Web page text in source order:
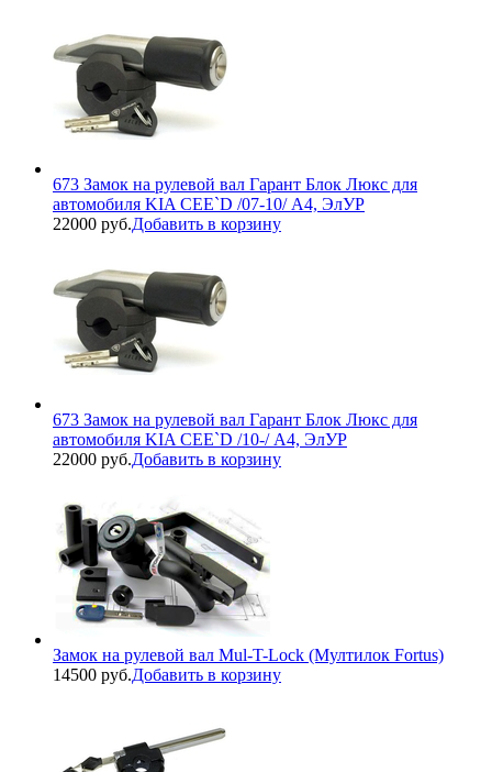
673 Замок на рулевой вал Гарант Блок Люкс для
автомобиля KIA CEE`D /07-10/ А4, ЭлУР
22000 руб.Добавить в корзину
673 Замок на рулевой вал Гарант Блок Люкс для
автомобиля KIA CEE`D /10-/ А4, ЭлУР
22000 руб.Добавить в корзину
Замок на рулевой вал Mul-T-Lock (Мултилок Fortus)
14500 руб.Добавить в корзину